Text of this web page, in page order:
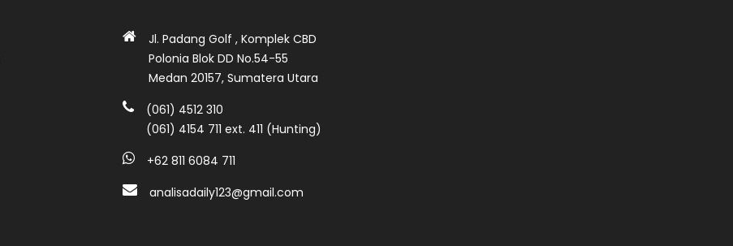
Jl. Padang Golf , Komplek CBD
Polonia Blok DD No.54-55
Medan 20157, Sumatera Utara
(061) 4512 310
(061) 4154 711 ext. 411 (Hunting)
+62 811 6084 711
analisadaily123@gmail.com